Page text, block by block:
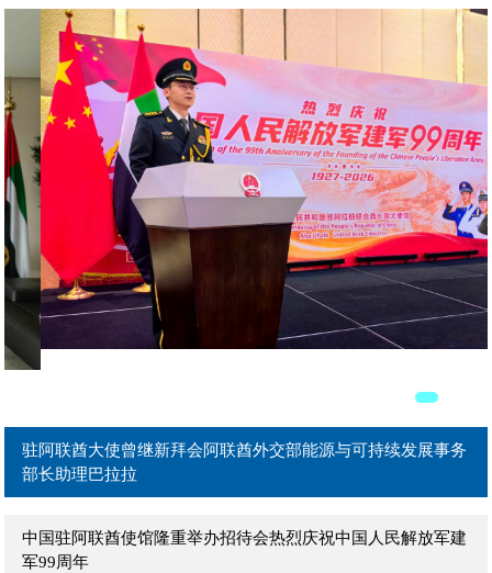
驻阿联酋大使曾继新在阿主流媒体发表署名文章《团结是强国
之本》
驻阿联酋大使曾继新拜会阿联酋外贸部长宰尤迪
驻阿联酋大使曾继新拜会阿联酋外交部能源与可持续发展事务
中国驻阿联酋使馆隆重举办招待会热烈庆祝中国人民解放军建
军99周年
驻阿联酋大使曾继新到任拜会阿治曼王储兼执行委员会主席阿
马尔